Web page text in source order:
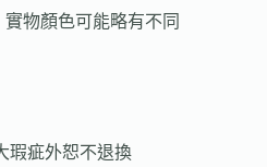
物顏色可能略有不同
瑕疵外恕不退換